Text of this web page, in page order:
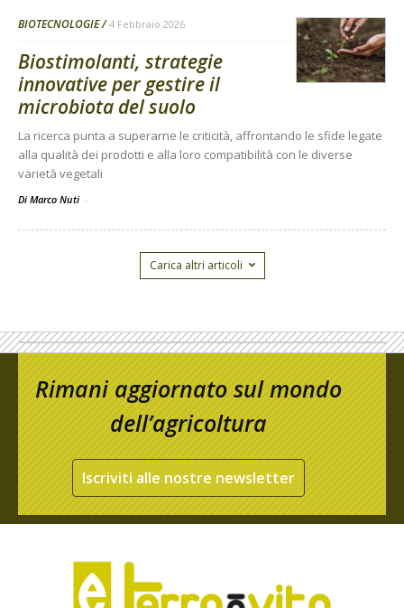
BIOTECNOLOGIE 4 Febbraio 2026
Biostimolanti, strategie
innovative per gestire il
microbiota del suolo
La ricerca punta a superarne le criticità, affrontando le sfide legate
alla qualità dei prodotti e alla loro compatibilità con le diverse
varietà vegetali
Di Marco Nuti -
Carica altri articoli
Rimani aggiornato sul mondo
dell’agricoltura
Iscriviti alle nostre newsletter